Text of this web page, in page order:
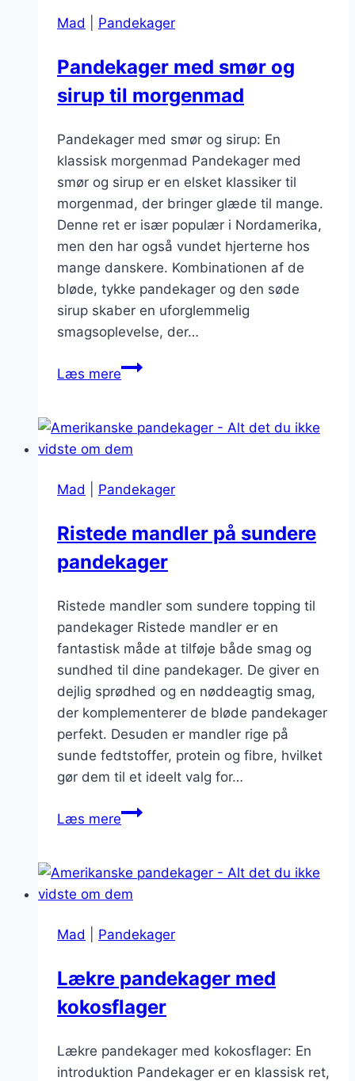
Mad Pandekager
Pandekager med smør og
sirup til morgenmad
Pandekager med smør og sirup: En
klassisk morgenmad Pandekager med
smør og sirup er en elsket klassiker til
morgenmad, der bringer glæde til mange.
Denne ret er især populær i Nordamerika,
men den har også vundet hjerterne hos
mange danskere. Kombinationen af de
bløde, tykke pandekager og den søde
sirup skaber en uforglemmelig
smagsoplevelse, der…
Læs merePandekager
og
sirup
morgenmad
Mad Pandekager
Ristede mandler på sundere
pandekager
Ristede mandler som sundere topping til
pandekager Ristede mandler er en
fantastisk måde at tilføje både smag og
sundhed til dine pandekager. De giver en
dejlig sprødhed og en nøddeagtig smag,
der komplementerer de bløde pandekager
perfekt. Desuden er mandler rige på
sunde fedtstoffer, protein og fibre, hvilket
gør dem til et ideelt valg for…
Læs mereRistede
sundere
pandekager
Mad Pandekager
Lækre pandekager med
kokosflager
Lækre pandekager med kokosflager: En
introduktion Pandekager er en klassisk ret,